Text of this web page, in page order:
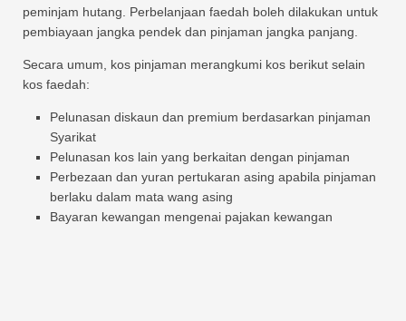
peminjam hutang. Perbelanjaan faedah boleh dilakukan untuk
pembiayaan jangka pendek dan pinjaman jangka panjang.
Secara umum, kos pinjaman merangkumi kos berikut selain
kos faedah:
Pelunasan diskaun dan premium berdasarkan pinjaman
Syarikat
Pelunasan kos lain yang berkaitan dengan pinjaman
Perbezaan dan yuran pertukaran asing apabila pinjaman
berlaku dalam mata wang asing
Bayaran kewangan mengenai pajakan kewangan